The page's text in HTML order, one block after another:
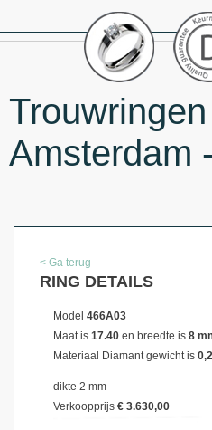
Trouwringen
Amsterdam
< Ga terug
RING DETAILS
Model 466A03
Maat is 17.40 en breedte is 8
Materiaal Diamant gewicht is
dikte 2 mm
Verkoopprijs € 3.630,00